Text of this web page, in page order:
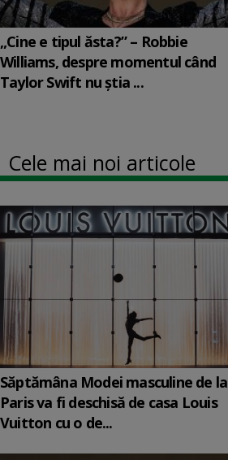
„Cine e tipul ăsta?” – Robbie
Williams, despre momentul când
Taylor Swift nu știa ...
Cele mai noi articole
Săptămâna Modei masculine de la
Paris va fi deschisă de casa Louis
Vuitton cu o de...